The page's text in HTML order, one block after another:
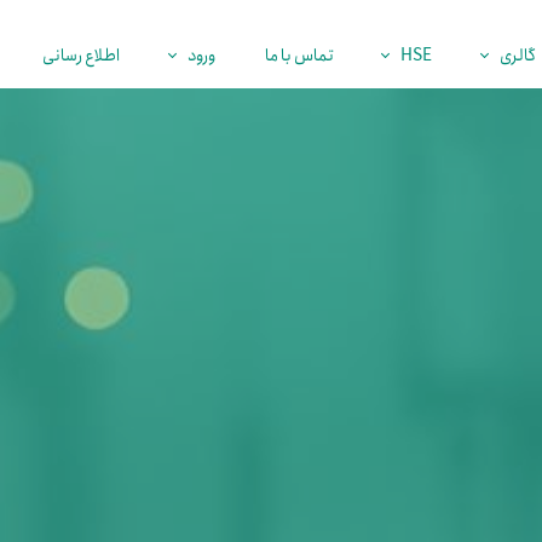
گالری HSE تماس با ما ورود اطلاع رسانی